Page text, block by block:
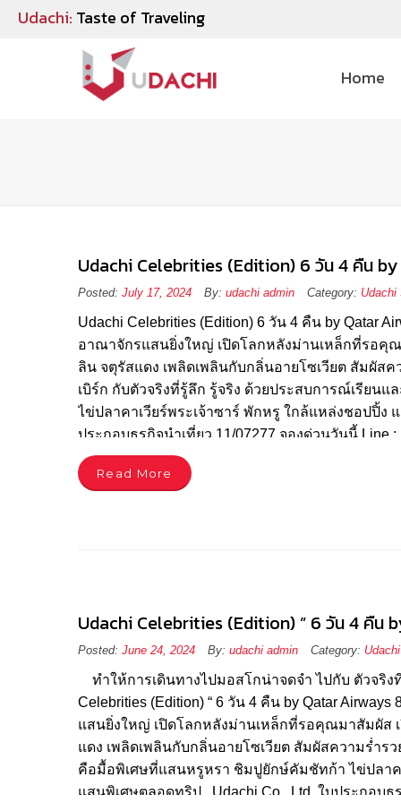
Udachi: Taste of Traveling
Home
Udachi Celebrities (Edition) 6 วัน 4 คืน
Posted: July 17, 2024 By: udachi admin Category: Udachi
Udachi Celebrities (Edition) 6 วัน 4 คืน by Qatar
อาณาจักรแสนยิ่งใหญ่ เปิดโลกหลังม่านเหล็กที่รอคุ
ลิน จตุรัสแดง เพลิดเพลินกับกลิ่นอายโซเวียต สัมผัส
เบิร์ก กับตัวจริงที่รู้ลึก รู้จริง ด้วยประสบการณ์เรีย
ไข่ปลาคาเวียร์พระเจ้าซาร์ พักหรู ใกล้แหล่งชอปปิ้ง
ประกอบธุรกิจนำเที่ยว 11/07277 จองด่วนวันนี้ Line :
Read More
Udachi Celebrities (Edition) ” 6 วัน 4 คืน
Posted: June 24, 2024 By: udachi admin Category:
ทำให้การเดินทางไปมอสโกน่าจดจำ ไปกับ ตัวจริง
Celebrities (Edition) “ 6 วัน 4 คืน by Qatar
แสนยิ่งใหญ่ เปิดโลกหลังม่านเหล็กที่รอคุณมาสัมผัส
แดง เพลิดเพลินกับกลิ่นอายโซเวียต สัมผัสความร่ำร
คือมื้อพิเศษที่แสนหรูหรา ชิมปูยักษ์คัมชัทก้า ไข่ปลาค
แสนพิเศษตลอดทริป . Udachi Co., Ltd. ใบประกอบ